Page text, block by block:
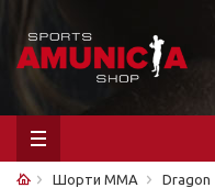
Шорти ММА Dragon